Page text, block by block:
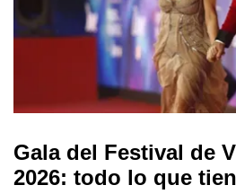
Gala del Festival de
2026: todo lo que